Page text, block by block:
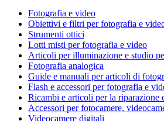
Fotografia e video
Obiettivi e filtri per fotografia e
Strumenti ottici
Lotti misti per fotografia e video
Articoli per illuminazione e studio
Fotografia analogica
Guide e manuali per articoli di
Flash e accessori per fotografia e
Ricambi e articoli per la riparazione
Accessori per fotocamere,
Videocamere digitali